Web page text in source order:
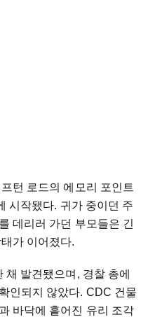
턴 로드의 에모리 포인트
시작됐다. 귀가 중이던 주
데리러 가던 부모들은 긴
가 이어졌다.
발견됐으며, 경찰 총에
인되지 않았다. CDC 건물
바닥에 흩어진 유리 조각